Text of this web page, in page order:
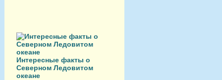
Интересные факты о
Северном Ледовитом
океане